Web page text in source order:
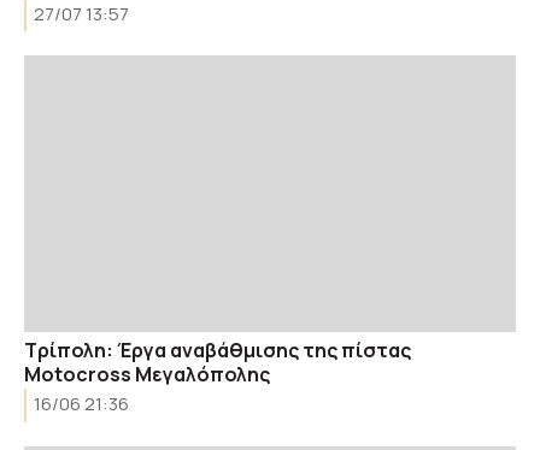
27/07 13:57
Τρίπολη: Έργα αναβάθμισης της πίστας
Motocross Μεγαλόπολης
16/06 21:36